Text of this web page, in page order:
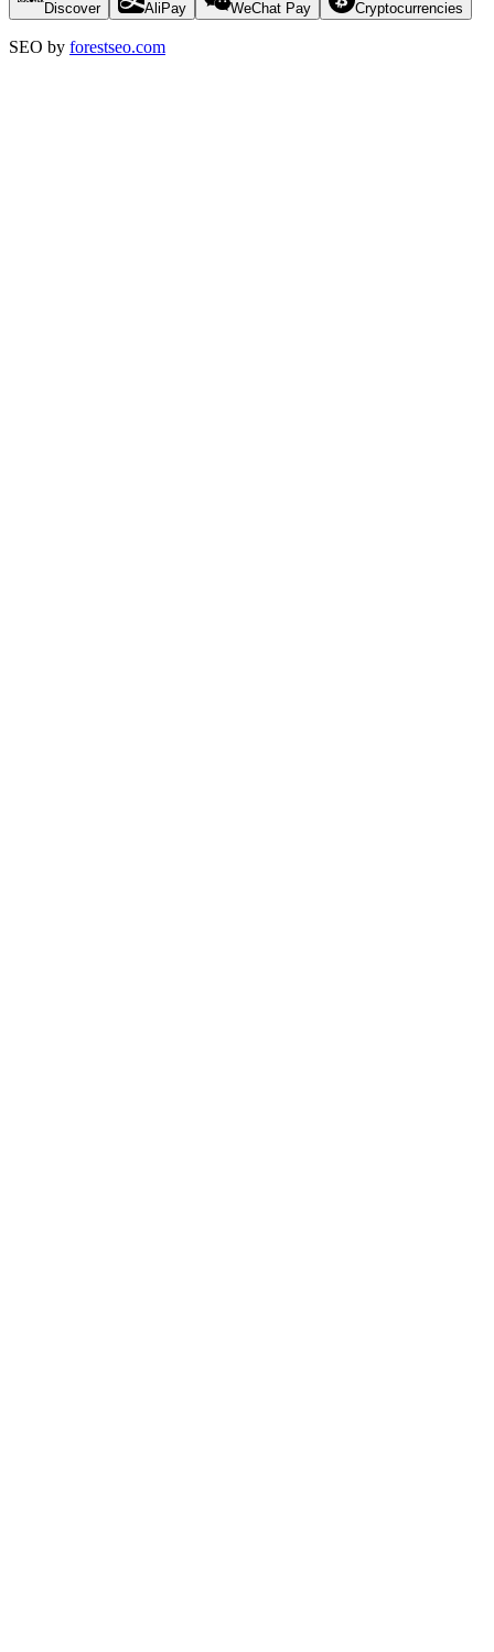
Discover AliPay WeChat Pay Cryptocurrencies
SEO by forestseo.com